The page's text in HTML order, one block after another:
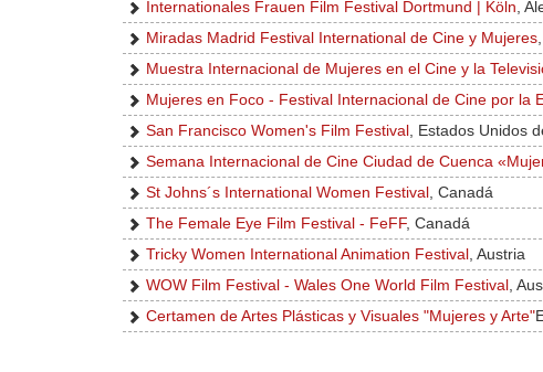
Internationales Frauen Film Festival Dortmund | Köln ,
Miradas Madrid Festival International de Cine y Mujeres
Muestra Internacional de Mujeres en el Cine y la
Mujeres en Foco - Festival Internacional de Cine por la
San Francisco Women's Film Festival , Estados Unidos
Semana Internacional de Cine Ciudad de Cuenca
St Johns´s International Women Festival , Canadá
The Female Eye Film Festival - FeFF, Canadá
Tricky Women International Animation Festival , Austria
WOW Film Festival - Wales One World Film Festival ,
Certamen de Artes Plásticas y Visuales "Mujeres y Arte"